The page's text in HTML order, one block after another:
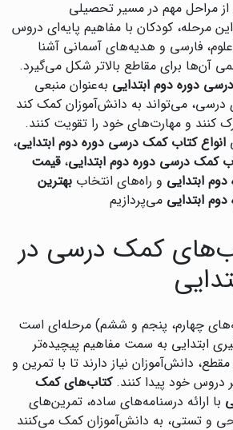
از مراحل مهم در مسیر تحصیلی
مرحله، کودکان با مفاهیم پایه‌ای دروس
فارسی و هدیه‌های آسمانی آشنا
آن‌ها برای مقاطع بالاتر شکل می‌گیرد.
دوره دوم ابتدایی به‌عنوان منبعی
درسی، می‌تواند به دانش‌آموزان کمک کند
کنند و مهارت‌های خود را تقویت کنند.
انواع کتاب کمک درسی دوره دوم ابتدایی،
کمک درسی دوره دوم ابتدایی،قیمت
ابتدایی و راه‌های انتخاب بهترین
ابتدایی می‌پردازیم
کمک درسی در
چهارم، پنجم و ششم) مرحله‌ای است
ابتدایی به سمت مفاهیم پیچیده‌تر
دانش‌آموزان نیاز دارند تا با تمرین و
دروس خود پیدا کنند.کتاب‌های کمک
با ارائه درسنامه‌های ساده، تمرین‌های
و تستی، به دانش‌آموزان کمک می‌کنند